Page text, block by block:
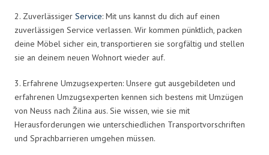
2. Zuverlässiger Service: Mit uns kannst du dich auf einen
zuverlässigen Service verlassen. Wir kommen pünktlich, packen
deine Möbel sicher ein, transportieren sie sorgfältig und stellen
sie an deinem neuen Wohnort wieder auf.
3. Erfahrene Umzugsexperten: Unsere gut ausgebildeten und
erfahrenen Umzugsexperten kennen sich bestens mit Umzügen
von Neuss nach Žilina aus. Sie wissen, wie sie mit
Herausforderungen wie unterschiedlichen Transportvorschriften
und Sprachbarrieren umgehen müssen.